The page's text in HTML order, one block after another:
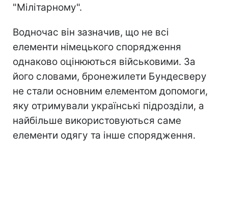
"Мілітарному".
Водночас він зазначив, що не всі
елементи німецького спорядження
однаково оцінюються військовими. За
його словами, бронежилети Бундесверу
не стали основним елементом допомоги,
яку отримували українські підрозділи, а
найбільше використовуються саме
елементи одягу та інше спорядження.